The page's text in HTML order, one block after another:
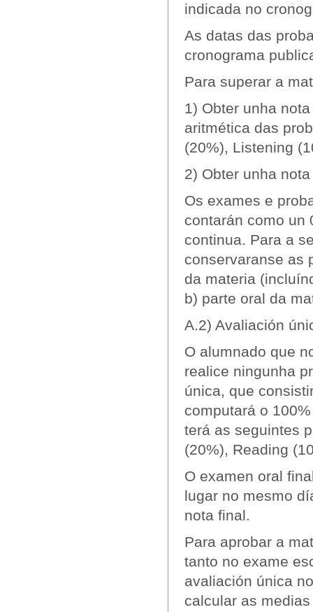
indicada no
As datas das
cronograma
Para superar a
1) Obter unha
aritmética das
(20%), Listening
2) Obter unha
Os exames e
contarán como un
continua. Para a
conservaranse as
da materia
b) parte oral da
A.2) Avaliación
O alumnado que
realice ningunha
única, que
computará o
terá as seguintes
(20%), Reading
O examen oral
lugar no mesmo
nota final.
Para aprobar a
tanto no exame
avaliación única
calcular as